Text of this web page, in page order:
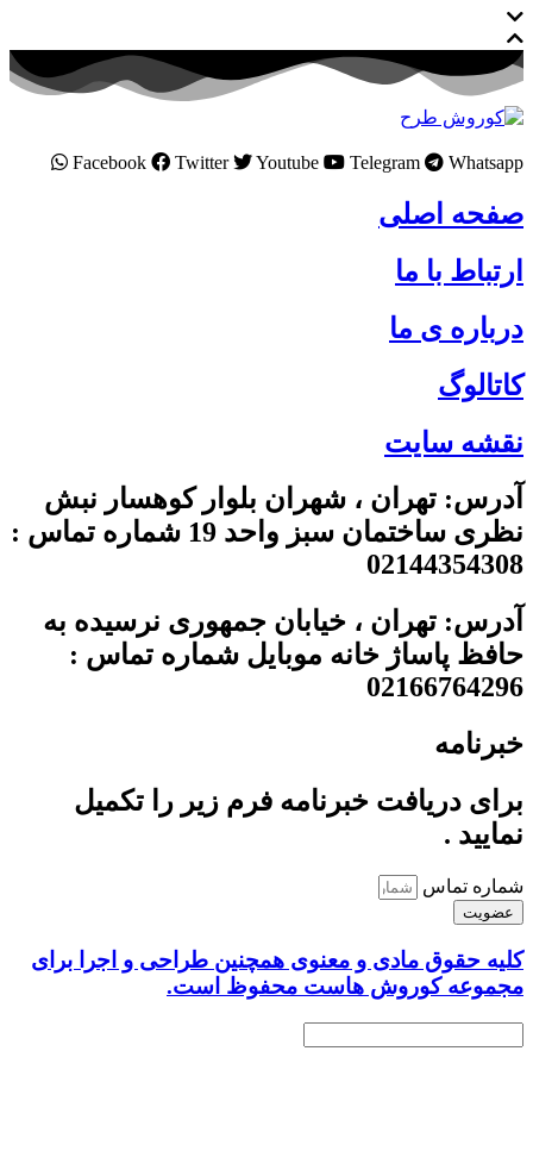
Facebook Twitter Youtube Telegram Whatsapp
صفحه اصلی
ارتباط با ما
درباره ی ما
کاتالوگ
نقشه سایت
آدرس: تهران ، شهران بلوار کوهسار نبش
نظری ساختمان سبز واحد 19 شماره تماس :
02144354308
آدرس: تهران ، خیابان جمهوری نرسیده به
حافظ پاساژ خانه موبایل شماره تماس :
02166764296
خبرنامه
برای دریافت خبرنامه فرم زیر را تکمیل
نمایید .
شماره تماس
عضویت
کلیه حقوق مادی و معنوی همچنین طراحی و اجرا برای
مجموعه کوروش هاست محفوظ است.